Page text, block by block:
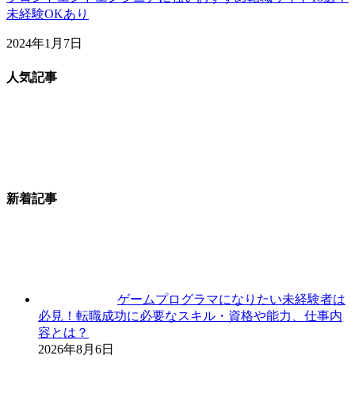
未経験OKあり
2024年1月7日
人気記事
新着記事
ゲームプログラマになりたい未経験者は
必見！転職成功に必要なスキル・資格や能力、仕事内
容とは？
2026年8月6日